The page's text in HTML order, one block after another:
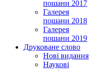
пошани 2017
Галерея
пошани 2018
Галерея
пошани 2019
Друковане слово
Нові видання
Наукові